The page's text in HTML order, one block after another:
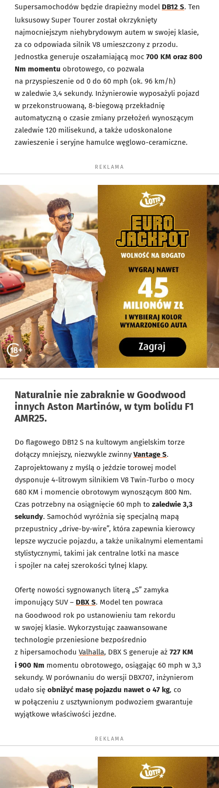
Supersamochodów będzie drapieżny model DB12 S. Ten
luksusowy Super Tourer został okrzyknięty
najmocniejszym niehybrydowym autem w swojej klasie,
za co odpowiada silnik V8 umieszczony z przodu.
Jednostka generuje oszałamiającą moc 700 KM oraz 800
Nm momentu obrotowego, co pozwala
na przyspieszenie od 0 do 60 mph (ok. 96 km/h)
w zaledwie 3,4 sekundy. Inżynierowie wyposażyli pojazd
w przekonstruowaną, 8-biegową przekładnię
automatyczną o czasie zmiany przełożeń wynoszącym
zaledwie 120 milisekund, a także udoskonalone
zawieszenie i seryjne hamulce węglowo-ceramiczne.
REKLAMA
Naturalnie nie zabraknie w Goodwood
innych Aston Martinów, w tym bolidu F1
AMR25.
Do flagowego DB12 S na kultowym angielskim torze
dołączy mniejszy, niezwykle zwinny Vantage S.
Zaprojektowany z myślą o jeździe torowej model
dysponuje 4-litrowym silnikiem V8 Twin-Turbo o mocy
680 KM i momencie obrotowym wynoszącym 800 Nm.
Czas potrzebny na osiągnięcie 60 mph to zaledwie 3,3
sekundy. Samochód wyróżnia się specjalną mapą
przepustnicy „drive-by-wire”, która zapewnia kierowcy
lepsze wyczucie pojazdu, a także unikalnymi elementami
stylistycznymi, takimi jak centralne lotki na masce
i spojler na całej szerokości tylnej klapy.
Ofertę nowości sygnowanych literą „S” zamyka
imponujący SUV – DBX S. Model ten powraca
na Goodwood rok po ustanowieniu tam rekordu
w swojej klasie. Wykorzystując zaawansowane
technologie przeniesione bezpośrednio
z hipersamochodu Valhalla, DBX S generuje aż 727 KM
i 900 Nm momentu obrotowego, osiągając 60 mph w 3,3
sekundy. W porównaniu do wersji DBX707, inżynierom
udało się obniżyć masę pojazdu nawet o 47 kg, co
w połączeniu z usztywnionym podwoziem gwarantuje
wyjątkowe właściwości jezdne.
REKLAMA